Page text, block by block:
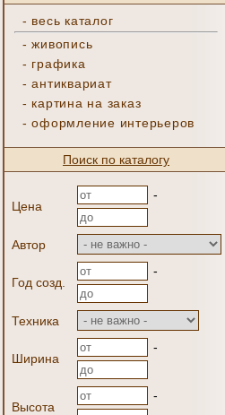
- весь каталог
-живопись
- графика
-антиквариат
- картина на заказ
-оформление интерьеров
Поиск по каталогу
Цена
-
Автор
Год созд.
-
Техника
Ширина
-
Высота
-